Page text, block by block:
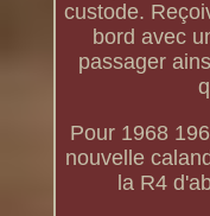
custode.
bord avec
passager
Pour 1968
nouvelle
la R4